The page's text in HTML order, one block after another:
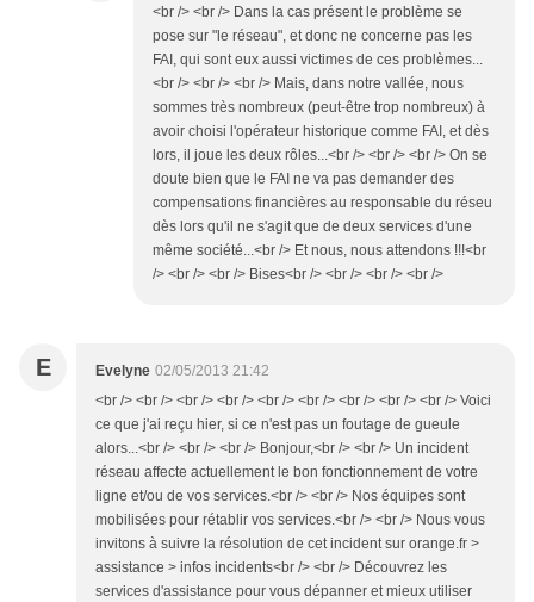
<br /> <br /> Dans la cas présent le problème se
pose sur "le réseau", et donc ne concerne pas les
FAI, qui sont eux aussi victimes de ces problèmes...
<br /> <br /> <br /> Mais, dans notre vallée, nous
sommes très nombreux (peut-être trop nombreux) à
avoir choisi l'opérateur historique comme FAI, et dès
lors, il joue les deux rôles...<br /> <br /> <br /> On se
doute bien que le FAI ne va pas demander des
compensations financières au responsable du réseu
dès lors qu'il ne s'agit que de deux services d'une
même société...<br /> Et nous, nous attendons !!!<br
/> <br /> <br /> Bises<br /> <br /> <br /> <br />
E Evelyne 02/05/2013 21:42
<br /> <br /> <br /> <br /> <br /> <br /> <br /> <br /> <br /> Voici
ce que j'ai reçu hier, si ce n'est pas un foutage de gueule
alors...<br /> <br /> <br /> Bonjour,<br /> <br /> Un incident
réseau affecte actuellement le bon fonctionnement de votre
ligne et/ou de vos services.<br /> <br /> Nos équipes sont
mobilisées pour rétablir vos services.<br /> <br /> Nous vous
invitons à suivre la résolution de cet incident sur orange.fr >
assistance > infos incidents<br /> <br /> Découvrez les
services d'assistance pour vous dépanner et mieux utiliser